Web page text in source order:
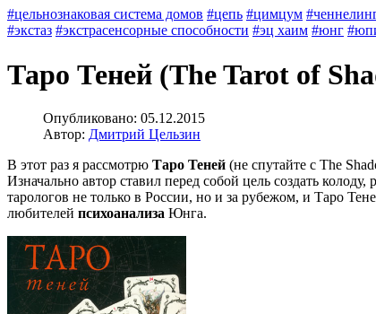
#цельнознаковая система домов #цепь #цимцум
#экстаз #экстрасенсорные способности #эц хаим #юнг
Таро Теней (The Tarot of
Опубликовано: 05.12.2015
Автор: Дмитрий Цельзин
В этот раз я рассмотрю Таро Теней (не спутайте с The
Изначально автор ставил перед собой цель создать
тарологов не только в России, но и за рубежом, и Таро
любителей психоанализа Юнга.